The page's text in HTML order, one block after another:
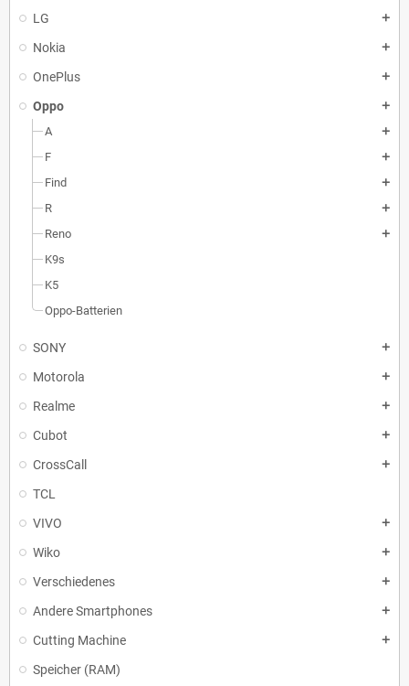
LG add
Nokia add
OnePlus add
Oppo add
A add
F add
Find add
R add
Reno add
K9s
K5
Oppo-Batterien
SONY add
Motorola add
Realme add
Cubot add
CrossCall add
TCL
VIVO
add
Wiko add
Verschiedenes add
Andere Smartphones add
Cutting Machine add
Speicher (RAM)